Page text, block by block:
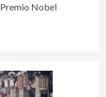
Nobel